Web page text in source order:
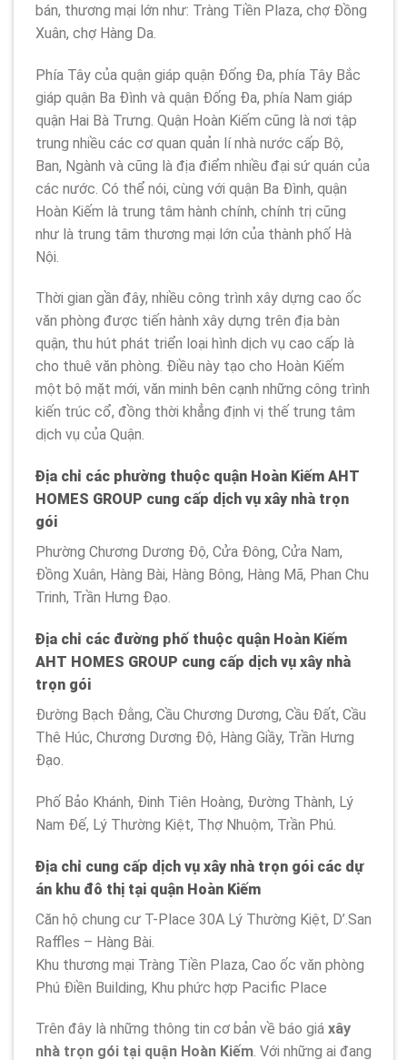
bán, thương mại lớn như: Tràng Tiền Plaza, chợ Đồng
Xuân, chợ Hàng Da.
Phía Tây của quận giáp quận Đống Đa, phía Tây Bắc
giáp quận Ba Đình và quận Đống Đa, phía Nam giáp
quận Hai Bà Trưng. Quận Hoàn Kiếm cũng là nơi tập
trung nhiều các cơ quan quản lí nhà nước cấp Bộ,
Ban, Ngành và cũng là địa điểm nhiều đại sứ quán của
các nước. Có thể nói, cùng với quận Ba Đình, quận
Hoàn Kiếm là trung tâm hành chính, chính trị cũng
như là trung tâm thương mại lớn của thành phố Hà
Nội.
Thời gian gần đây, nhiều công trình xây dựng cao ốc
văn phòng được tiến hành xây dựng trên địa bàn
quận, thu hút phát triển loại hình dịch vụ cao cấp là
cho thuê văn phòng. Điều này tạo cho Hoàn Kiếm
một bộ mặt mới, văn minh bên cạnh những công trình
kiến trúc cổ, đồng thời khẳng định vị thế trung tâm
dịch vụ của Quận.
Địa chỉ các phường thuộc quận Hoàn Kiếm AHT
HOMES GROUP cung cấp dịch vụ xây nhà trọn
gói
Phường Chương Dương Độ, Cửa Đông, Cửa Nam,
Đồng Xuân, Hàng Bài, Hàng Bông, Hàng Mã, Phan Chu
Trinh, Trần Hưng Đạo.
Địa chỉ các đường phố thuộc quận Hoàn Kiếm
AHT HOMES GROUP cung cấp dịch vụ xây nhà
trọn gói
Đường Bạch Đằng, Cầu Chương Dương, Cầu Đất, Cầu
Thê Húc, Chương Dương Độ, Hàng Giầy, Trần Hưng
Đạo.
Phố Bảo Khánh, Đinh Tiên Hoàng, Đường Thành, Lý
Nam Đế, Lý Thường Kiệt, Thợ Nhuộm, Trần Phú.
Địa chỉ cung cấp dịch vụ xây nhà trọn gói các dự
án khu đô thị tại quận Hoàn Kiếm
Căn hộ chung cư T-Place 30A Lý Thường Kiệt, D’.San
Raffles – Hàng Bài.
Khu thương mại Tràng Tiền Plaza, Cao ốc văn phòng
Phú Điền Building, Khu phức hợp Pacific Place
Trên đây là những thông tin cơ bản về báo giá xây
nhà trọn gói tại quận Hoàn Kiếm. Với những ai đang